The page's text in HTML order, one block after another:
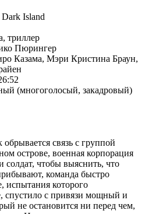
Dark Island
триллер
Пюрингер
Казама, Мэри Кристина Браун,
(многоголосый, закадровый)
обрывается связь с группой
острове, военная корпорация
чтобы выяснить, что
команда быстро
испытания которого
спустило с привязи мощный и
не остановится ни перед чем,